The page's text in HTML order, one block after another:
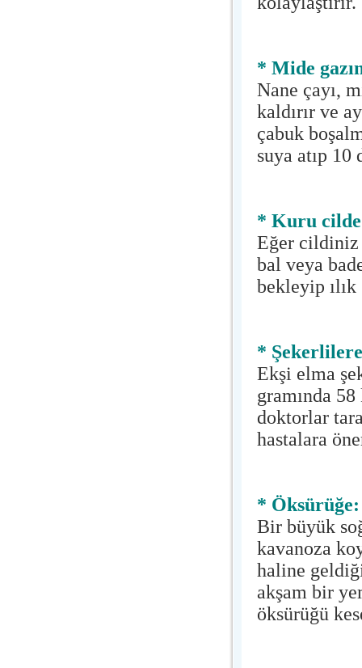
* Mide
Nane çayı,
kaldırır ve
çabuk
suya atıp
* Kuru
Eğer cildiniz
bal veya
bekleyip ılık
*
Ekşi elma
gramında
doktorlar
hastalara
* Öksürüğe:
Bir büyük
kavanoza
haline
akşam bir
öksürüğü